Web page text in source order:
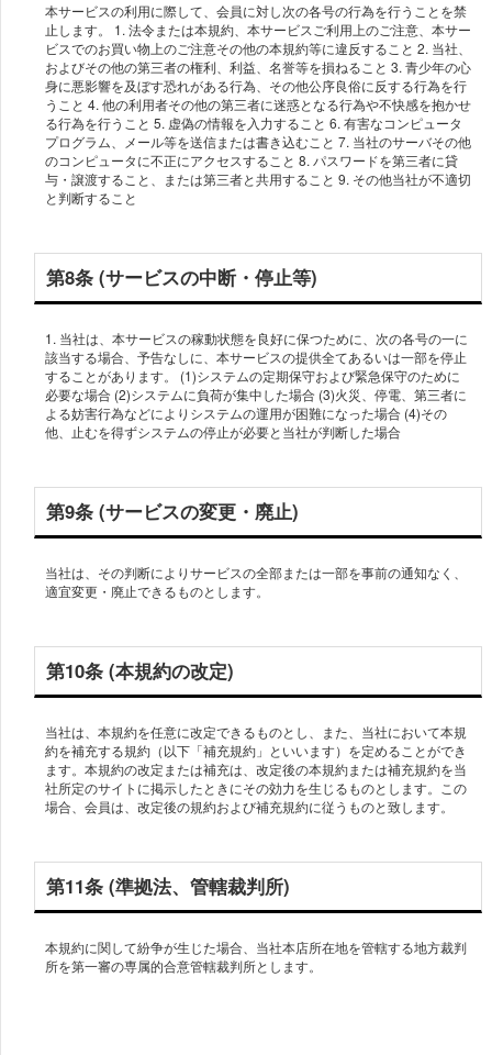
本サービスの利用に際して、会員に対し次の各号の行為を行うことを禁
止します。 1. 法令または本規約、本サービスご利用上のご注意、本サー
ビスでのお買い物上のご注意その他の本規約等に違反すること 2. 当社、
およびその他の第三者の権利、利益、名誉等を損ねること 3. 青少年の心
身に悪影響を及ぼす恐れがある行為、その他公序良俗に反する行為を行
うこと 4. 他の利用者その他の第三者に迷惑となる行為や不快感を抱かせ
る行為を行うこと 5. 虚偽の情報を入力すること 6. 有害なコンピュータ
プログラム、メール等を送信または書き込むこと 7. 当社のサーバその他
のコンピュータに不正にアクセスすること 8. パスワードを第三者に貸
与・譲渡すること、または第三者と共用すること 9. その他当社が不適切
第8条 (サービスの中断・停止等)
1. 当社は、本サービスの稼動状態を良好に保つために、次の各号の一に
該当する場合、予告なしに、本サービスの提供全てあるいは一部を停止
することがあります。 (1)システムの定期保守および緊急保守のために
必要な場合 (2)システムに負荷が集中した場合 (3)火災、停電、第三者に
よる妨害行為などによりシステムの運用が困難になった場合 (4)その
第9条 (サービスの変更・廃止)
当社は、その判断によりサービスの全部または一部を事前の通知なく、
第10条 (本規約の改定)
当社は、本規約を任意に改定できるものとし、また、当社において本規
約を補充する規約（以下「補充規約」といいます）を定めることができ
ます。本規約の改定または補充は、改定後の本規約または補充規約を当
社所定のサイトに掲示したときにその効力を生じるものとします。この
第11条 (準拠法、管轄裁判所)
本規約に関して紛争が生じた場合、当社本店所在地を管轄する地方裁判